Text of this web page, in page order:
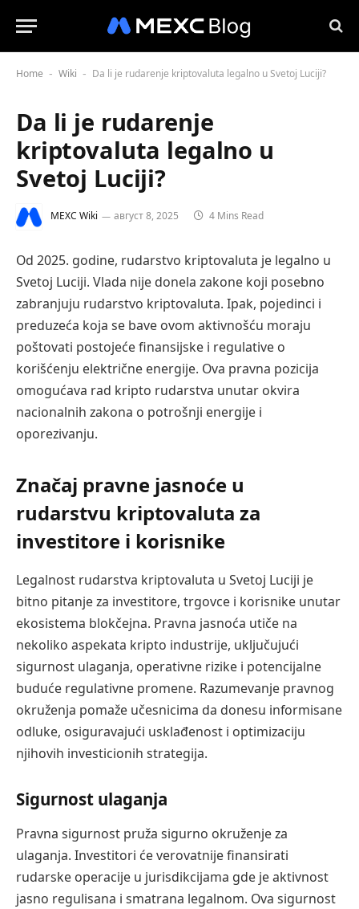
Home - Wiki - Da li je rudarenje kriptovaluta legalno u Svetoj Luciji?
Da li je rudarenje
kriptovaluta legalno u
Svetoj Luciji?
MEXC Wiki август 8, 2025 4 Mins Read
Od 2025. godine, rudarstvo kriptovaluta je legalno u
Svetoj Luciji. Vlada nije donela zakone koji posebno
zabranjuju rudarstvo kriptovaluta. Ipak, pojedinci i
preduzeća koja se bave ovom aktivnošću moraju
poštovati postojeće finansijske i regulative o
korišćenju električne energije. Ova pravna pozicija
omogućava rad kripto rudarstva unutar okvira
nacionalnih zakona o potrošnji energije i
oporezivanju.
Značaj pravne jasnoće u
rudarstvu kriptovaluta za
investitore i korisnike
Legalnost rudarstva kriptovaluta u Svetoj Luciji je
bitno pitanje za investitore, trgovce i korisnike unutar
ekosistema blokčejna. Pravna jasnoća utiče na
nekoliko aspekata kripto industrije, uključujući
sigurnost ulaganja, operativne rizike i potencijalne
buduće regulativne promene. Razumevanje pravnog
okruženja pomaže učesnicima da donesu informisane
odluke, osiguravajući usklađenost i optimizaciju
njihovih investicionih strategija.
Sigurnost ulaganja
Pravna sigurnost pruža sigurno okruženje za
ulaganja. Investitori će verovatnije finansirati
rudarske operacije u jurisdikcijama gde je aktivnost
jasno regulisana i smatrana legalnom. Ova sigurnost